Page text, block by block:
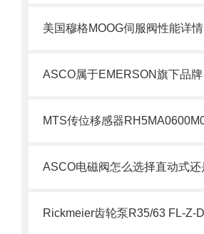
美国穆格MOOG伺服阀性能详情
ASCO属于EMERSON旗下品牌